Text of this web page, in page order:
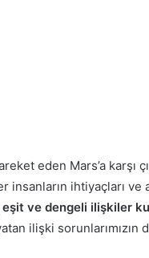
eden Mars’a karşı
ihtiyaçları ve
eşit ve dengeli ilişkiler
ilişki sorunlarımızın